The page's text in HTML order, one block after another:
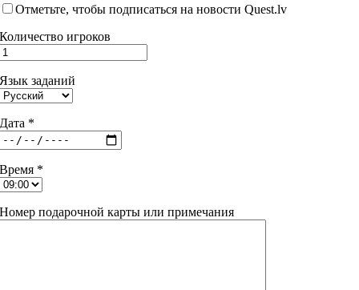
Отметьте, чтобы подписаться на новости Quest.lv
Количество игроков
Язык заданий
Дата *
Время *
Номер подарочной карты или примечания